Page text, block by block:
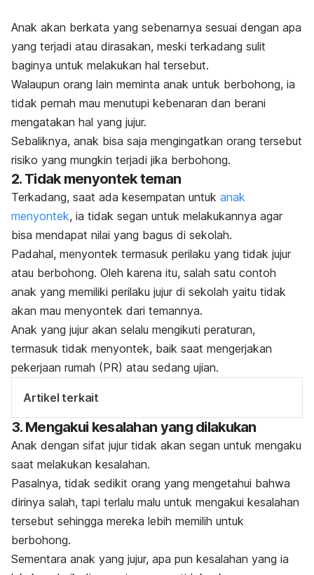
Anak akan berkata yang sebenarnya sesuai dengan apa
yang terjadi atau dirasakan, meski terkadang sulit
baginya untuk melakukan hal tersebut.
Walaupun orang lain meminta anak untuk berbohong, ia
tidak pernah mau menutupi kebenaran dan berani
mengatakan hal yang jujur.
Sebaliknya, anak bisa saja mengingatkan orang tersebut
risiko yang mungkin terjadi jika berbohong.
2. Tidak menyontek teman
Terkadang, saat ada kesempatan untuk anak
menyontek, ia tidak segan untuk melakukannya agar
bisa mendapat nilai yang bagus di sekolah.
Padahal, menyontek termasuk perilaku yang tidak jujur
atau berbohong. Oleh karena itu, salah satu contoh
anak yang memiliki perilaku jujur di sekolah yaitu tidak
akan mau menyontek dari temannya.
Anak yang jujur akan selalu mengikuti peraturan,
termasuk tidak menyontek, baik saat mengerjakan
pekerjaan rumah (PR) atau sedang ujian.
Artikel terkait
3. Mengakui kesalahan yang dilakukan
Anak dengan sifat jujur tidak akan segan untuk mengaku
saat melakukan kesalahan.
Pasalnya, tidak sedikit orang yang mengetahui bahwa
dirinya salah, tapi terlalu malu untuk mengakui kesalahan
tersebut sehingga mereka lebih memilih untuk
berbohong.
Sementara anak yang jujur, apa pun kesalahan yang ia